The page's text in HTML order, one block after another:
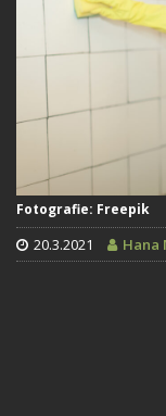
Fotografie: Freepik
20.3.2021 Hana